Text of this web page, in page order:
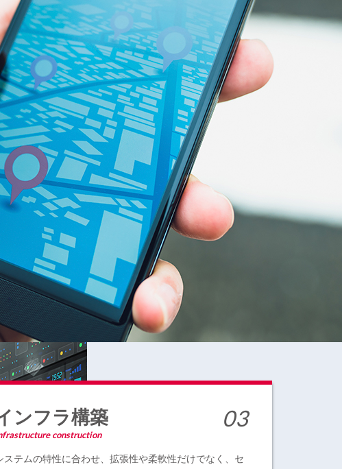
ンフラ構築
construction
ステムの特性に合わせ、拡張性や柔軟性だけでなく、セ